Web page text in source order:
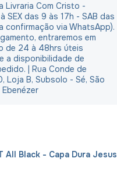
Livraria Com Cristo -
SEX das 9 às 17h - SAB das
confirmação via WhatsApp).
entraremos em
de 24 à 48hrs úteis
a disponibilidade de
| Rua Conde de
Loja B, Subsolo - Sé, São
All Black - Capa Dura Jesus